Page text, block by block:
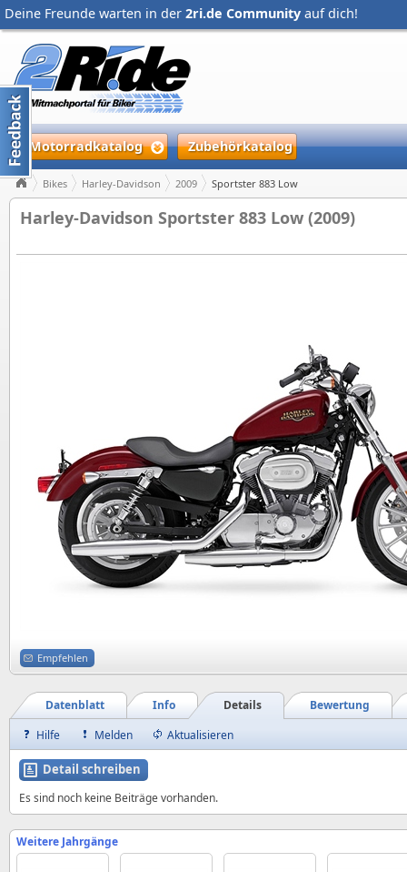
Deine Freunde warten in der 2ri.de Community auf dich!
Motorradkatalog Zubehörkatalog
Bikes Harley-Davidson 2009 Sportster 883 Low
Harley-Davidson Sportster 883 Low (2009)
Empfehlen
Bewertung
Details
Info
Datenblatt
Hilfe
Melden Aktualisieren
Detail schreiben
Es sind noch keine Beiträge vorhanden.
Weitere Jahrgänge